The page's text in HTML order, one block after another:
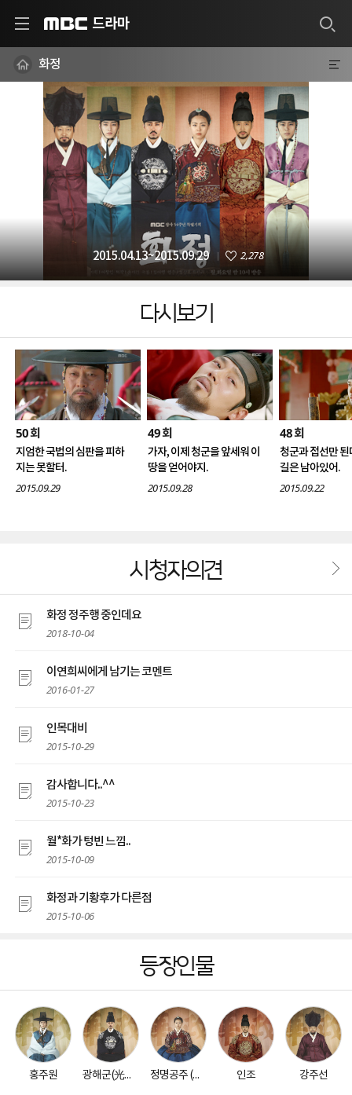
드라마
화정
2015.04.13~2015.09.29 2,278
다시보기
50회
지엄한 국법의 심판을 피하
지는 못할터.
2015.09.29
49회
가자, 이제 청군을 앞세워 이
땅을 얻어야지.
2015.09.28
48회
청군과 접선만 된
길은 남아있어.
2015.09.22
시청자의견
화정 정주행 중인데요
2018-10-04
이연희씨에게 남기는 코멘트
2016-01-27
인목대비
2015-10-29
감사합니다..^^
2015-10-23
월*화가 텅빈 느낌..
2015-10-09
화정과 기황후가 다른점
2015-10-06
등장인물
홍주원 광해군(光海君) 정명공주 (貞明公主) 인조 강주선